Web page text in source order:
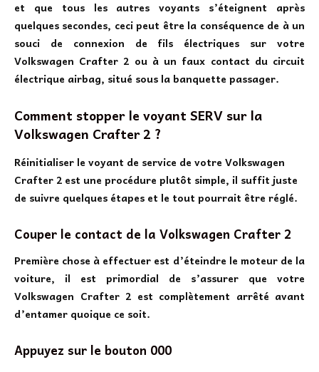
et que tous les autres voyants s’éteignent après
quelques secondes, ceci peut être la conséquence de à un
souci de connexion de fils électriques sur votre
Volkswagen Crafter 2 ou à un faux contact du circuit
électrique airbag, situé sous la banquette passager.
Comment stopper le voyant SERV sur la
Volkswagen Crafter 2 ?
Réinitialiser le voyant de service de votre Volkswagen
Crafter 2 est une procédure plutôt simple, il suffit juste
de suivre quelques étapes et le tout pourrait être réglé.
Couper le contact de la Volkswagen Crafter 2
Première chose à effectuer est d’éteindre le moteur de la
voiture, il est primordial de s’assurer que votre
Volkswagen Crafter 2 est complètement arrêté avant
d’entamer quoique ce soit.
Appuyez sur le bouton 000